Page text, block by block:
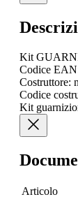
Kit
Codice
Costruttore:
Codice
Kit
Articolo